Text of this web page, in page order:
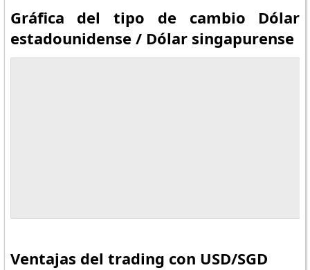
Gráfica del tipo de cambio Dólar
estadounidense / Dólar singapurense
Ventajas del trading con USD/SGD